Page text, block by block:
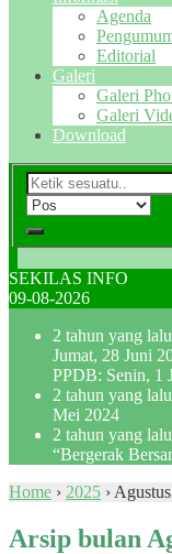
Agenda
Editorial
Galeri
Galeri
Galeri
Download
SEKILAS INFO
09-08-2026
2 tahun yang lalu
Jumat, 28 Juni
PPDB: Senin, 1
2 tahun yang lalu
Mei 2024
2 tahun yang lalu
“Bergerak
Home › 2025 › Agustus
Arsip bulan